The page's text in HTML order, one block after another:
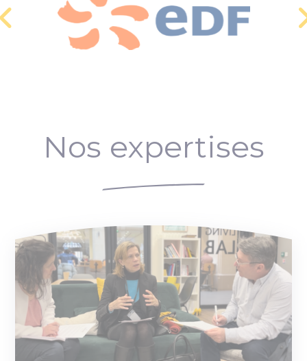
Nos expertises